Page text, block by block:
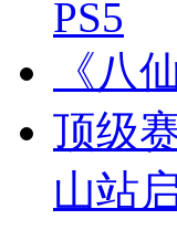
PS5
《八
顶级
山站